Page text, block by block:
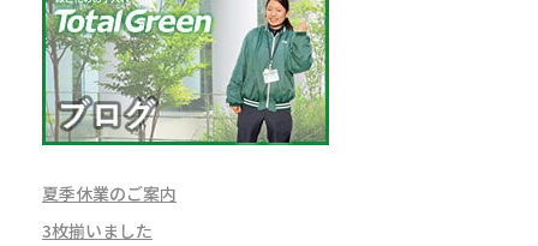
夏季休業のご案内
3枚揃いました